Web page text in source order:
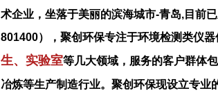
术企业，坐落于美丽的滨海城市-青岛,目前
801400），聚创环保专注于环境检测类仪
生、实验室等几大领域，服务的客户群体
冶炼等生产制造行业。聚创环保现设立专业